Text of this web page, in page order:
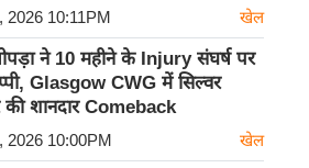
2026 10:11PM खेल
ने 10 महीने के Injury संघर्ष पर
Glasgow CWG में सिल्वर
शानदार Comeback
2026 10:00PM खेल